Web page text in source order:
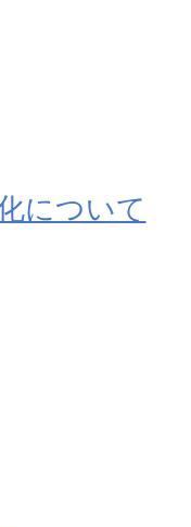
について